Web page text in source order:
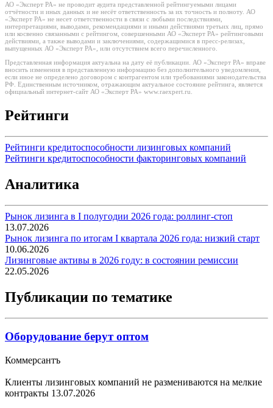
АО «Эксперт РА» не проводит аудита представленной рейтингуемыми лицами
отчётности и иных данных и не несёт ответственность за их точность и полноту. АО
«Эксперт РА» не несет ответственности в связи с любыми последствиями,
интерпретациями, выводами, рекомендациями и иными действиями третьих лиц, прямо
или косвенно связанными с рейтингом, совершенными АО «Эксперт РА» рейтинговыми
действиями, а также выводами и заключениями, содержащимися в пресс-релизах,
выпущенных АО «Эксперт РА», или отсутствием всего перечисленного.
Представленная информация актуальна на дату её публикации. АО «Эксперт РА» вправе
вносить изменения в представленную информацию без дополнительного уведомления,
если иное не определено договором с контрагентом или требованиями законодательства
РФ. Единственным источником, отражающим актуальное состояние рейтинга, является
официальный интернет-сайт АО «Эксперт РА» www.raexpert.ru.
Рейтинги
Рейтинги кредитоспособности лизинговых компаний
Рейтинги кредитоспособности факторинговых компаний
Аналитика
Рынок лизинга в I полугодии 2026 года: роллинг-стоп
13.07.2026
Рынок лизинга по итогам I квартала 2026 года: низкий старт
10.06.2026
Лизинговые активы в 2026 году: в состоянии ремиссии
22.05.2026
Публикации по тематике
Оборудование берут оптом
Коммерсантъ
Клиенты лизинговых компаний не размениваются на мелкие
контракты 13.07.2026